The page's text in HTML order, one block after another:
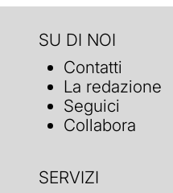
SU DI NOI
Contatti
La redazione
Seguici
Collabora
SERVIZI